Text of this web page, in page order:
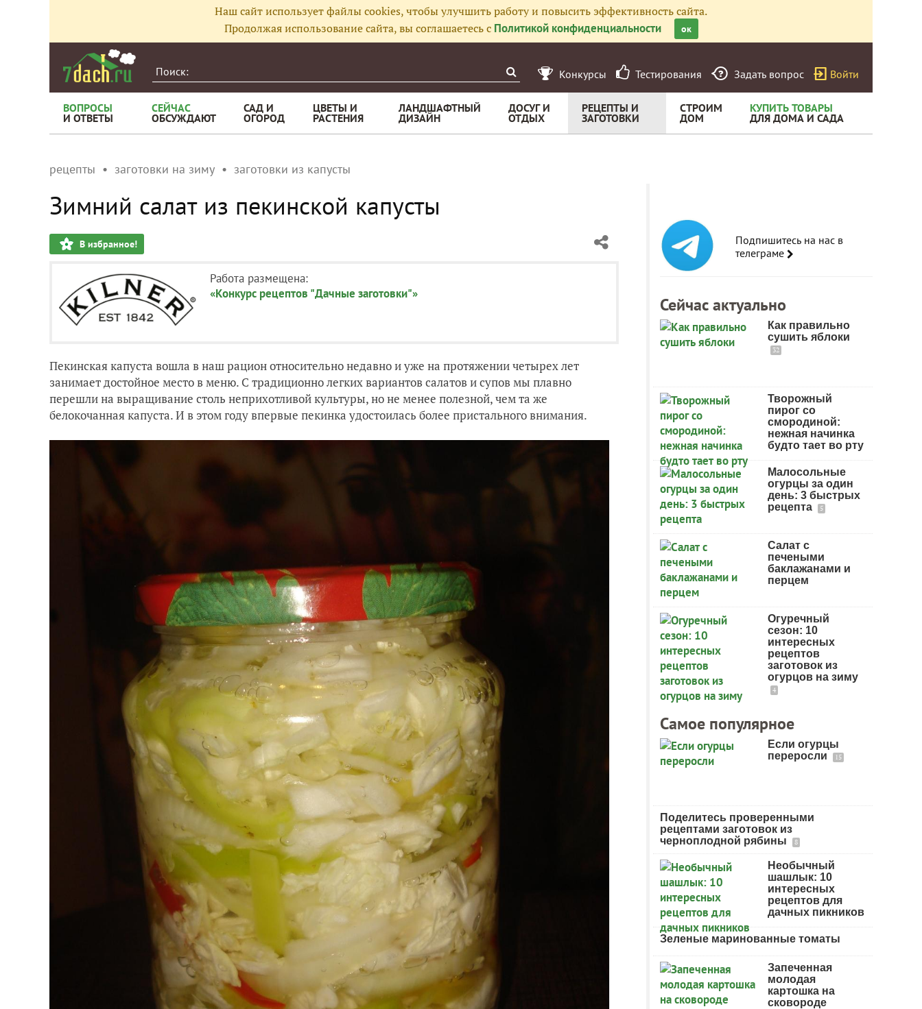
Наш сайт использует файлы cookies, чтобы улучшить работу и повысить эффективность сайта.
Продолжая использование сайта, вы соглашаетесь с Политикой конфиденциальности ок
Конкурсы Тестирования Задать вопрос Войти
ВОПРОСЫ
И ОТВЕТЫ
СЕЙЧАС
ОБСУЖДАЮТ
САД И
ОГОРОД
ЦВЕТЫ И
РАСТЕНИЯ
ЛАНДШАФТНЫЙ
ДИЗАЙН
ДОСУГ И
ОТДЫХ
РЕЦЕПТЫ И
ЗАГОТОВКИ
СТРОИМ
ДОМ
КУПИТЬ ТОВАРЫ
ДЛЯ ДОМА И САДА
рецепты заготовки на зиму заготовки из капусты
Зимний салат из пекинской капусты
В избранное!
Работа размещена:
«Конкурс рецептов "Дачные заготовки"»
Пекинская капуста вошла в наш рацион относительно недавно и уже на протяжении четырех лет
занимает достойное место в меню. С традиционно легких вариантов салатов и супов мы плавно
перешли на выращивание столь неприхотливой культуры, но не менее полезной, чем та же
белокочанная капуста. И в этом году впервые пекинка удостоилась более пристального внимания.
Подпишитесь на нас в
телеграме
Сейчас актуально
Как правильно
сушить яблоки
32
Творожный
пирог со
смородиной:
нежная начинка
будто тает во рту
Малосольные
огурцы за один
день: 3 быстрых
рецепта
5
Салат с
печеными
баклажанами и
перцем
Огуречный
сезон: 10
интересных
рецептов
заготовок из
огурцов на зиму
4
Самое популярное
Если огурцы
переросли
15
Поделитесь проверенными
рецептами заготовок из
черноплодной рябины
8
Необычный
шашлык: 10
интересных
рецептов для
дачных пикников
Зеленые маринованные томаты
Запеченная
молодая
картошка на
сковороде